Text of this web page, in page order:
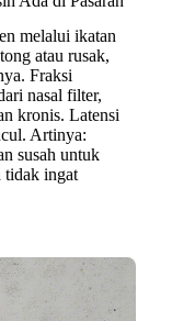
melalui ikatan
atau rusak,
Fraksi
nasal filter,
kronis. Latensi
Artinya:
susah untuk
tidak ingat